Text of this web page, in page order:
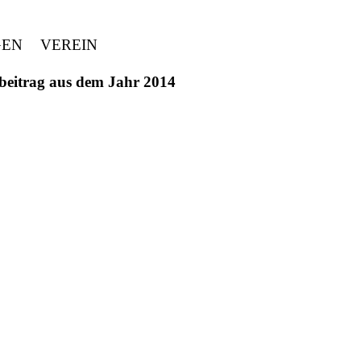
VEREIN
aus dem Jahr 2014